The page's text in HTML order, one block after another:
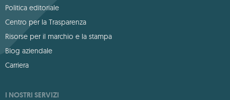
Politica editoriale
Centro per la Trasparenza
Risorse per il marchio e la stampa
Blog aziendale
Carriera
I NOSTRI SERVIZI